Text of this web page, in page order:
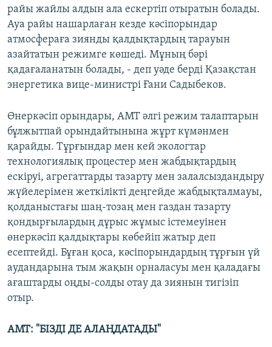
райы жайлы алдын ала ескертіп отыратын болады.
Ауа райы нашарлаған кезде кәсіпорындар
атмосфераға зиянды қалдықтардың тарауын
азайтатын режимге көшеді. Мұның бәрі
қадағаланатын болады, - деп уәде берді Қазақстан
энергетика вице-министрі Ғани Садыбеков.
Өнеркәсіп орындары, АМТ әлгі режим талаптарын
бұлжытпай орындайтынына жұрт күмәнмен
қарайды. Тұрғындар мен кей экологтар
технологиялық процестер мен жабдықтардың
ескіруі, агрегаттарды тазарту мен залалсыздандыру
жүйелерімен жеткілікті деңгейде жабдықталмауы,
қолданыстағы шаң-тозаң мен газдан тазарту
қондырғылардың дұрыс жұмыс істемеуінен
өнеркәсіп қалдықтары көбейіп жатыр деп
есептейді. Бұған қоса, кәсіпорындардың тұрғын үй
аудандарына тым жақын орналасуы мен қаладағы
ағаштарды оңды-солды отау да зиянын тигізіп
отыр.
АМТ: "БІЗДІ ДЕ АЛАҢДАТАДЫ"